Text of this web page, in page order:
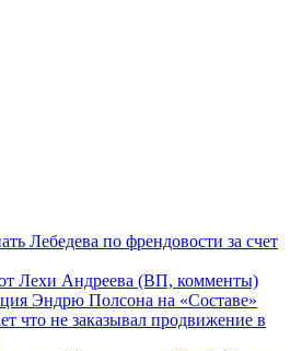
Лебедева по френдовости за счет
Лехи Андреева (ВП, комменты)
Эндрю Полсона на «Составе»
что не заказывал продвижение в